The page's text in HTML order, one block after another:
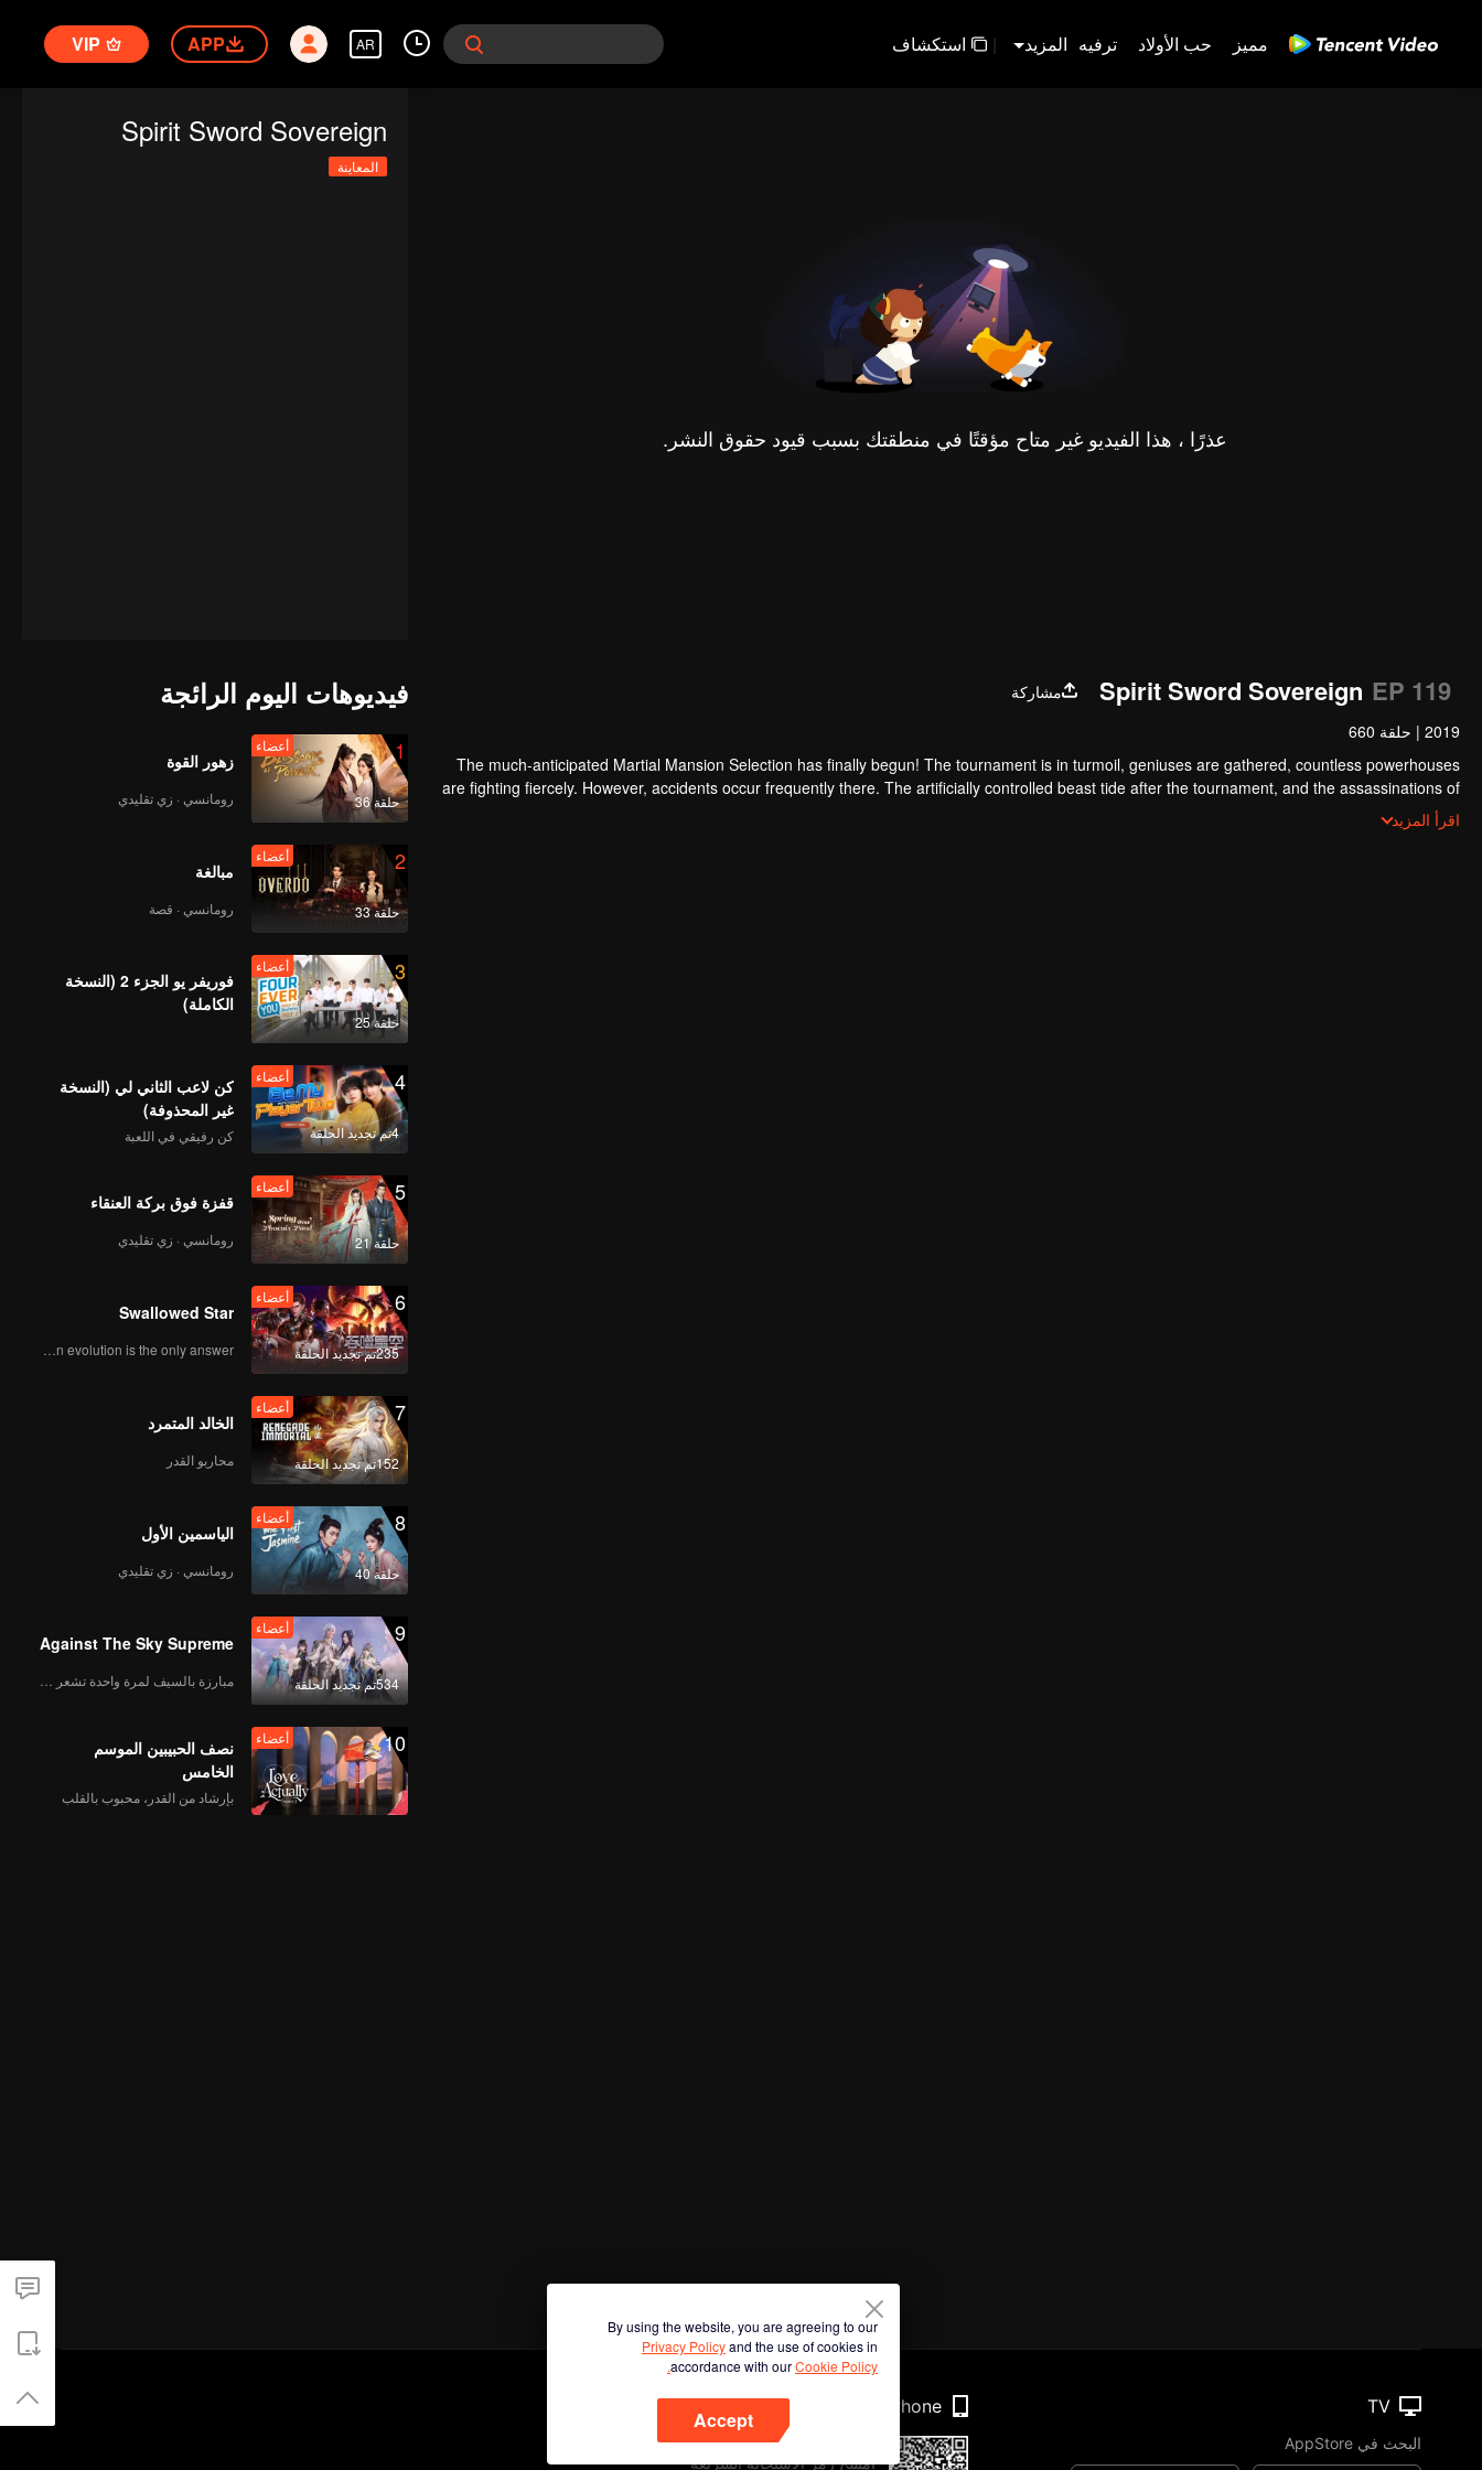
مميز حب الأولاد ترفيه المزيد | استكشاف AR
APP
VIP
عذرًا ، هذا الفيديو غير متاح مؤقتًا في منطقتك بسبب قيود حقوق النشر.
Spirit Sword Sovereign
المعاينة
Spirit Sword Sovereign EP 119
مشاركة
2019
| حلقة 660
The much-anticipated Martial Mansion Selection has finally begun! The tournament is in turmoil, geniuses are gathered, countless powerhouses
are fighting fiercely. However, accidents occur frequently there. The artificially controlled beast tide after the tournament, and the assassinations of
the strongest people that ensue, all reveal the mysterious and huge assassination sect, the Heavenly Evolution Sect. Let's see how Chu Xingyun is
able to cut through the thorns in this treacherous assassination and carry the world before one!
اقرأ المزيد
فيديوهات اليوم الرائجة
1
حلقة 36
أعضاء
زهور القوة
رومانسي · زي تقليدي
2
حلقة 33
أعضاء
مبالغة
رومانسي · قصة
3
حلقة 25
أعضاء
فوريفر يو الجزء 2 (النسخة
الكاملة)
4
4تم تجديد الحلقة
أعضاء
كن لاعب الثاني لي (النسخة
غير المحذوفة)
كن رفيقي في اللعبة
5
حلقة 21
أعضاء
قفزة فوق بركة العنقاء
رومانسي · زي تقليدي
6
235تم تجديد الحلقة
أعضاء
Swallowed Star
Human evolution is the only answer.
7
152تم تجديد الحلقة
أعضاء
الخالد المتمرد
محاربو القدر
8
حلقة 40
أعضاء
الياسمين الأول
رومانسي · زي تقليدي
9
534تم تجديد الحلقة
أعضاء
Against The Sky Supreme
10 أعضاء
نصف الحبيبين الموسم
الخامس
بإرشاد من القدر، محبوب بالقلب
By using the website, you are agreeing to our
Privacy Policyand the use of cookies in
accordance with ourCookie Policy.
Accept
TV
البحث في AppStore
Phone
امسح رمز الاستجابة السريعة